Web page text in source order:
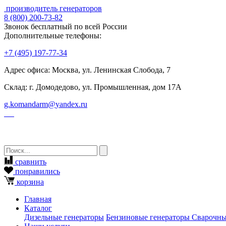
производитель генераторов
8 (800) 200-73-82
Звонок бесплатный по всей России
Дополнительные телефоны:
+7 (495) 197-77-34
Адрес офиса: Москва, ул. Ленинская Слобода, 7
Склад: г. Домодедово, ул. Промышленная, дом 17А
g.komandarm@yandex.ru
сравнить
понравились
корзина
Главная
Каталог
Дизельные генераторы Бензиновые генераторы